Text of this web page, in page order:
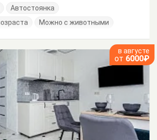
Автостоянка
Можно с животными
в августе
от 6000₽